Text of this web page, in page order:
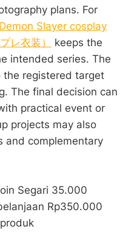
plans. For
Demon Slayer cosplay
レ衣装）
keeps the
intended series. The
the registered target
The final decision can
practical event or
projects may also
and complementary
Segari 35.000
Rp350.000